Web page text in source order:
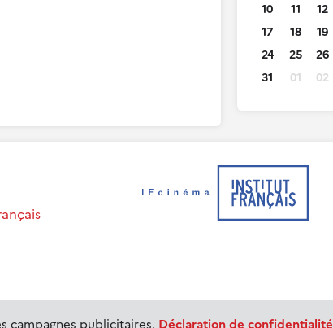
10
11 12
17
18 19
24
25 26
31
01 02